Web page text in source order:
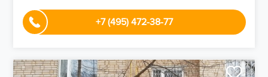
+7 (495) 472-38-77